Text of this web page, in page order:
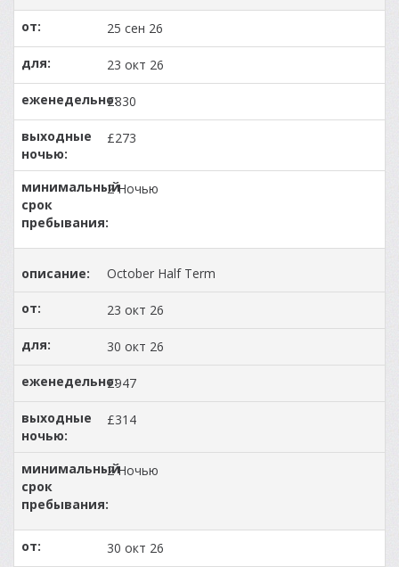
25 сен 26
23 окт 26
£830
£273
2 Ночью
October Half Term
23 окт 26
30 окт 26
£947
£314
2 Ночью
30 окт 26